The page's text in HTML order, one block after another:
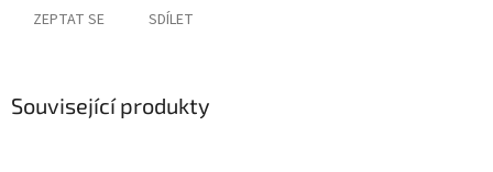
ZEPTAT SE SDÍLET
Související produkty